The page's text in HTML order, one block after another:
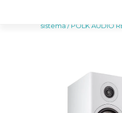
sistēma / POLK AUDIO